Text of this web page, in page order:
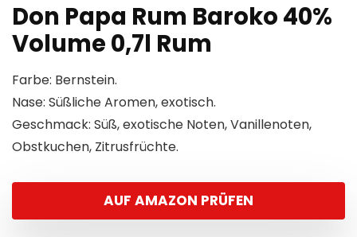
Don Papa Rum Baroko 40%
Volume 0,7l Rum
Farbe: Bernstein.
Nase: Süßliche Aromen, exotisch.
Geschmack: Süß, exotische Noten, Vanillenoten,
Obstkuchen, Zitrusfrüchte.
AUF AMAZON PRÜFEN